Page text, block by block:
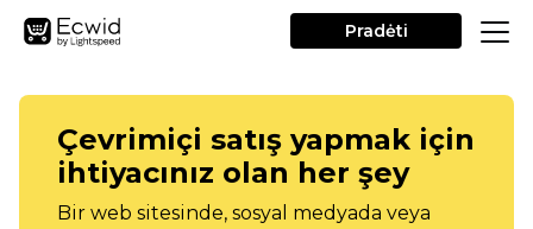
Pradėti
Çevrimiçi satış yapmak için
ihtiyacınız olan her şey
Bir web sitesinde, sosyal medyada veya